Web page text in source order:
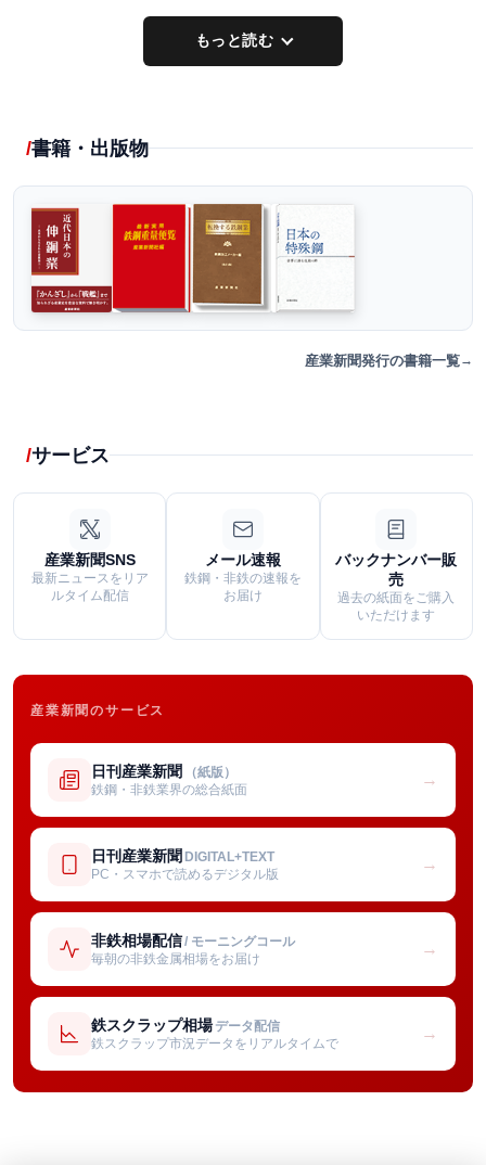
もっと読む
書籍・出版物
産業新聞発行の書籍一覧
サービス
産業新聞SNS
最新ニュースをリア
ルタイム配信
メール速報
鉄鋼・非鉄の速報を
お届け
バックナンバー販
売
過去の紙面をご購入
いただけます
産業新聞のサービス
日刊産業新聞 （紙版）
鉄鋼・非鉄業界の総合紙面
→
日刊産業新聞 DIGITAL+TEXT
PC・スマホで読めるデジタル版
→
非鉄相場配信/ モーニングコール
毎朝の非鉄金属相場をお届け
→
鉄スクラップ相場 データ配信
鉄スクラップ市況データをリアルタイムで
→